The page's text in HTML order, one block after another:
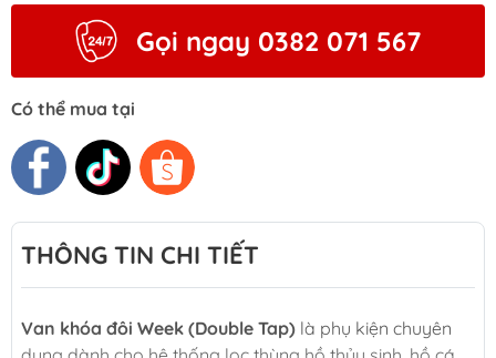
Gọi ngay 0382 071 567
Có thể mua tại
THÔNG TIN CHI TIẾT
Van khóa đôi Week (Double Tap) là phụ kiện chuyên